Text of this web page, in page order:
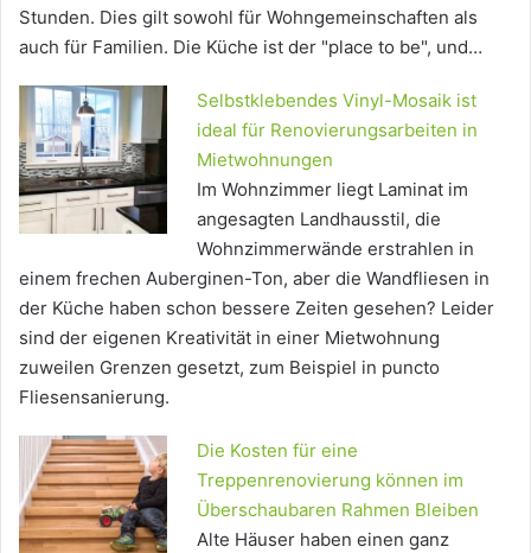
Stunden. Dies gilt sowohl für Wohngemeinschaften als
auch für Familien. Die Küche ist der "place to be", und…
Selbstklebendes Vinyl-Mosaik ist
ideal für Renovierungsarbeiten in
Mietwohnungen
Im Wohnzimmer liegt Laminat im
angesagten Landhausstil, die
Wohnzimmerwände erstrahlen in
einem frechen Auberginen-Ton, aber die Wandfliesen in
der Küche haben schon bessere Zeiten gesehen? Leider
sind der eigenen Kreativität in einer Mietwohnung
zuweilen Grenzen gesetzt, zum Beispiel in puncto
Fliesensanierung.
Die Kosten für eine
Treppenrenovierung können im
Überschaubaren Rahmen Bleiben
Alte Häuser haben einen ganz